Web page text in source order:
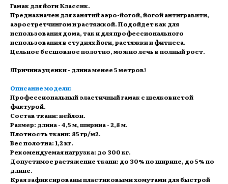
Гамак для йоги Классик.
Предназначен для занятий аэро-йогой, йогой антигравити,
аэростретчингом и растяжкой. Подойдет как для
использования дома, так и для профессионального
использования в студиях йоги, растяжки и фитнеса.
Цельное бесшовное полотно, можно лечь в полный рост.
!Причина уценки - длина менее 5 метров!
Описание модели:
Профессиональный эластичный гамак с шелковистой
фактурой.
Состав ткани: нейлон.
Размер: длина - 4,5 м, ширина - 2,8 м.
Плотность ткани: 85 гр/м2.
Вес полотна: 1,2 кг.
Рекомендуемая нагрузка: до 300 кг.
Допустимое растяжение ткани: до 30% по ширине, до 5% по
длине.
Края зафиксированы пластиковыми хомутами для быстрой